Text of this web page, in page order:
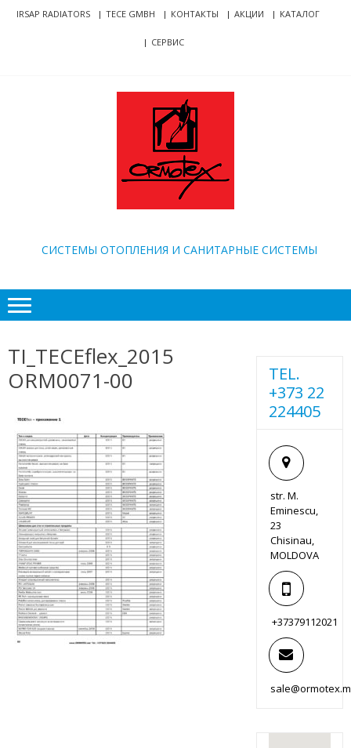
Skip
SkipIRSAP RADIATORS TECE GMBH КОНТАКТЫ АКЦИИ КАТАЛОГ
СЕРВИС
CИСТЕМЫ ОТОПЛЕНИЯ И САНИТАРНЫЕ СИСТЕМЫ
TI_TECEflex_2015
ORM0071-00
TEL.
+373 22
224405
str. M.
Eminescu,
23
Chisinau,
MOLDOVA
+37379112021